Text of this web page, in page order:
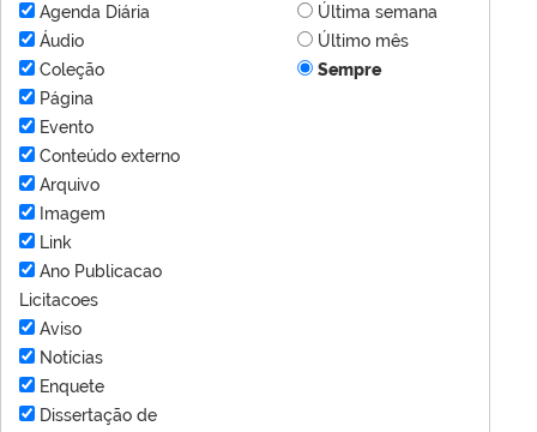
Agenda Diária
Áudio
Coleção
Página
Evento
Conteúdo externo
Arquivo
Imagem
Link
Ano Publicacao
Licitacoes
Aviso
Notícias
Enquete
Dissertação de
Última semana
Último mês
Sempre